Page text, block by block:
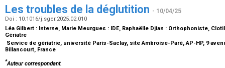
Les troubles de la déglutition - 10/04/25
Doi : 10.1016/j.sger.2025.02.010
Léa Gilbert : Interne, Marie Meurgues : IDE, Raphaëlle Djian : Orthophoniste,
Gériatre
Service de gériatrie, université Paris-Saclay, site Ambroise-Paré, AP-HP, 9
Billancourt, France
*Auteur correspondant.